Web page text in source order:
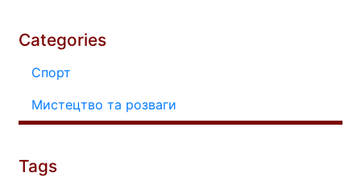
Categories
Спорт
Мистецтво та розваги
Tags